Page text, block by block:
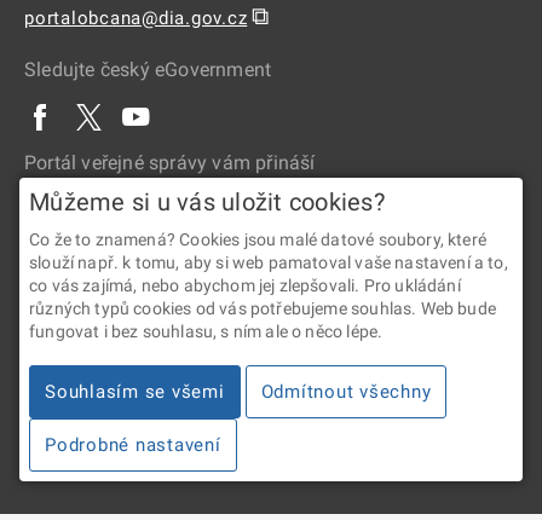
portalobcana@dia.gov.cz ⧉
Sledujte český eGovernment
Portál veřejné správy vám přináší
2026 © Digitální a informační agentura • Informace jsou poskytovány
v souladu se zákonem č. 106/1999 Sb., o svobodném přístupu
Verze 4.2.288
Můžeme si u vás uložit cookies?
Co že to znamená? Cookies jsou malé datové soubory, které
slouží např. k tomu, aby si web pamatoval vaše nastavení a to,
co vás zajímá, nebo abychom jej zlepšovali. Pro ukládání
různých typů cookies od vás potřebujeme souhlas. Web bude
fungovat i bez souhlasu, s ním ale o něco lépe.
Souhlasím se všemi Odmítnout všechny
Podrobné nastavení